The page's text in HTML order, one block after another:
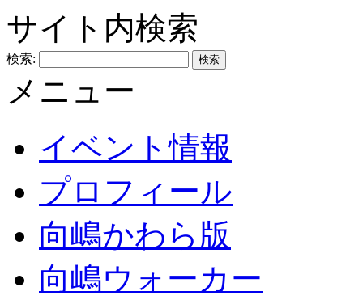
サイト内検索
検索:
メニュー
イベント情報
プロフィール
向嶋かわら版
向嶋ウォーカー